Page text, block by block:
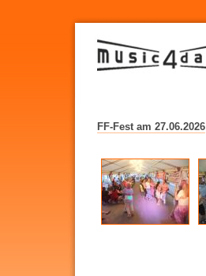
FF-Fest am 27.06.2026